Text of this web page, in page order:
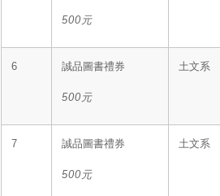
500 元
6 誠品圖書禮券
500 元
土文系
7 誠品圖書禮券
500 元
土文系